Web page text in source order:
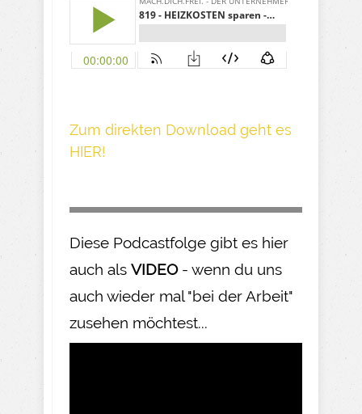
Z um direkte n Download geh t es
HIER!
Diese Podcastfolge gibt es hier
auch als VIDEO- wenn du uns
auch wieder mal "bei der Arbeit"
zusehen möchtest...